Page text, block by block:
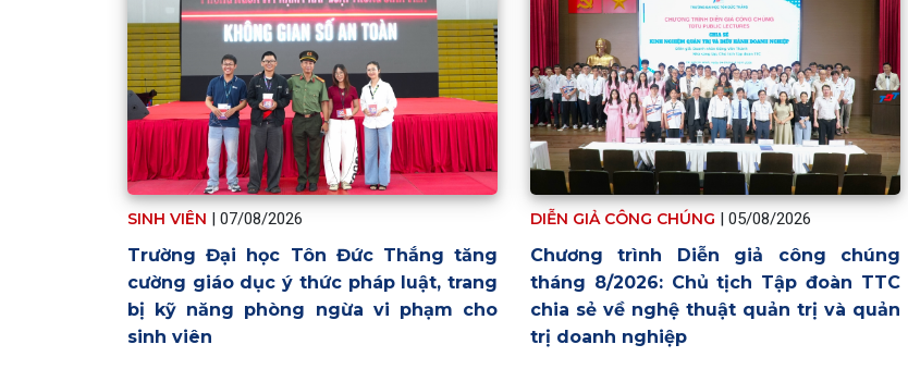
SINH VIÊN | 07/08/2026
Trường Đại học Tôn Đức Thắng tăng
cường giáo dục ý thức pháp luật, trang
bị kỹ năng phòng ngừa vi phạm cho
sinh viên
DIỄN GIẢ CÔNG CHÚNG | 05/08/2026
Chương trình Diễn giả công chúng
tháng 8/2026: Chủ tịch Tập đoàn TTC
chia sẻ về nghệ thuật quản trị và quản
trị doanh nghiệp